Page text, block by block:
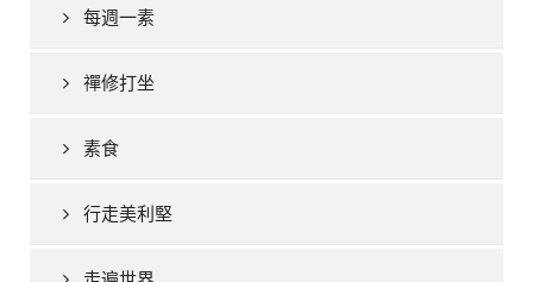
每週一素
禪修打坐
素食
行走美利堅